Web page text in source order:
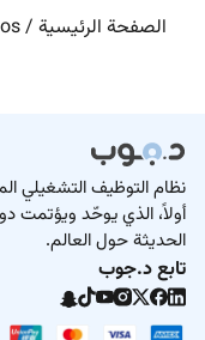
الصفحة الرئيسية /
نظام التوظيف التشغيلي
أولاً، الذي يوحّد ويؤتمت
الحديثة حول العالم.
تابع د.جوب